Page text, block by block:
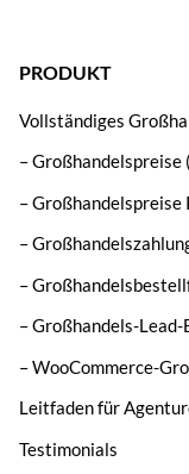
PRODUKT
Vollständiges
– Großhandelspreise
– Großhandelspreise
–
–
– Großhandels-Lead-
– WooCommerce-
Leitfaden für
Testimonials